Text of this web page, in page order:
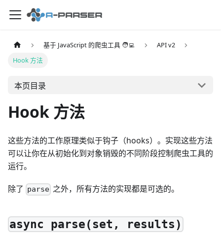
基于 JavaScript 的爬虫工具 🧑‍💻
API v2
Hook 方法
本页目录
Hook 方法
这些方法的工作原理类似于钩子（hooks）。实现这些方法
可以让你在从初始化到对象销毁的不同阶段控制爬虫工具的
运行。
除了 parse 之外，所有方法的实现都是可选的。
async parse(set, results)